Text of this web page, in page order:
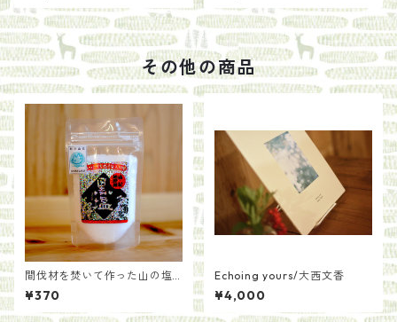
その他の商品
間伐材を焚いて作った山の塩
【黒塩】
¥370
Echoing yours/大西文香
¥4,000